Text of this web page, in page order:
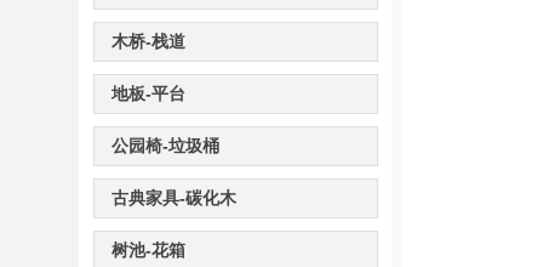
木桥-栈道
地板-平台
公园椅-垃圾桶
古典家具-碳化木
树池-花箱